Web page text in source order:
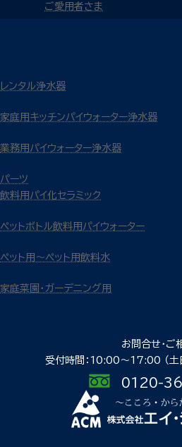
ご愛用者さま
レンタル浄水器
家庭用キッチンパイウォーター浄水器
業務用パイウォーター浄水器
パーツ
飲料用パイ化セラミック
ペットボトル飲料用パイウォーター
ペット用～ペット用飲料水
家庭菜園・ガーデニング用
お問合せ・ご
受付時間：10:00〜17:00 （
0120-